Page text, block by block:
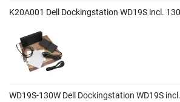
K20A001 Dell Dockingstation WD19S incl.
WD19S-130W Dell Dockingstation WD19S